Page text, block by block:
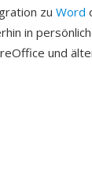
zu Word
in
und